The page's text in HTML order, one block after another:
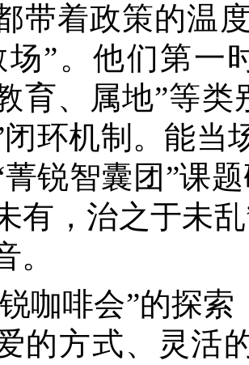
带着政策的温
场”。他们第一
育、属地”等
闭环机制。能当
锐智囊团”课
有，治之于未
。
咖啡会”的探
的方式、灵活